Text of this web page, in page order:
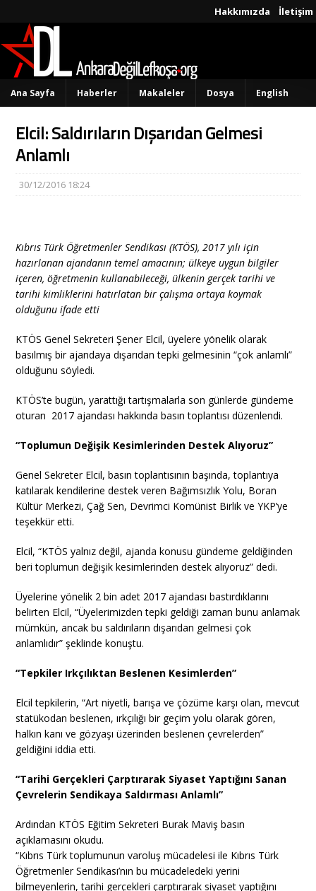
Hakkımızda İletişim
Ana Sayfa Haberler Makaleler Dosya English
Elcil: Saldırıların Dışarıdan Gelmesi
Anlamlı
30/12/2016 18:24
Kıbrıs Türk Öğretmenler Sendikası (KTÖS), 2017 yılı için
hazırlanan ajandanın temel amacının; ülkeye uygun bilgiler
içeren, öğretmenin kullanabileceği, ülkenin gerçek tarihi ve
tarihi kimliklerini hatırlatan bir çalışma ortaya koymak
olduğunu ifade etti
KTÖS Genel Sekreteri Şener Elcil, üyelere yönelik olarak
basılmış bir ajandaya dışarıdan tepki gelmesinin “çok anlamlı”
olduğunu söyledi.
KTÖS’te bugün, yarattığı tartışmalarla son günlerde gündeme
oturan 2017 ajandası hakkında basın toplantısı düzenlendi.
“Toplumun Değişik Kesimlerinden Destek Alıyoruz”
Genel Sekreter Elcil, basın toplantısının başında, toplantıya
katılarak kendilerine destek veren Bağımsızlık Yolu, Boran
Kültür Merkezi, Çağ Sen, Devrimci Komünist Birlik ve YKP’ye
teşekkür etti.
Elcil, “KTÖS yalnız değil, ajanda konusu gündeme geldiğinden
beri toplumun değişik kesimlerinden destek alıyoruz” dedi.
Üyelerine yönelik 2 bin adet 2017 ajandası bastırdıklarını
belirten Elcil, “Üyelerimizden tepki geldiği zaman bunu anlamak
mümkün, ancak bu saldırıların dışarıdan gelmesi çok
anlamlıdır” şeklinde konuştu.
“Tepkiler Irkçılıktan Beslenen Kesimlerden”
Elcil tepkilerin, “Art niyetli, barışa ve çözüme karşı olan, mevcut
statükodan beslenen, ırkçılığı bir geçim yolu olarak gören,
halkın kanı ve gözyaşı üzerinden beslenen çevrelerden”
geldiğini iddia etti.
“Tarihi Gerçekleri Çarptırarak Siyaset Yaptığını Sanan
Çevrelerin Sendikaya Saldırması Anlamlı”
Ardından KTÖS Eğitim Sekreteri Burak Maviş basın
açıklamasını okudu.
“Kıbrıs Türk toplumunun varoluş mücadelesi ile Kıbrıs Türk
Öğretmenler Sendikası’nın bu mücadeledeki yerini
bilmeyenlerin, tarihi gerçekleri çarptırarak siyaset yaptığını